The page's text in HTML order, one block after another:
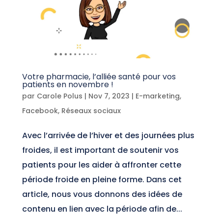
Votre pharmacie, l’alliée santé pour vos
patients en novembre !
par Carole Polus | Nov 7, 2023 | E-marketing,
Facebook, Réseaux sociaux
Avec l’arrivée de l’hiver et des journées plus
froides, il est important de soutenir vos
patients pour les aider à affronter cette
période froide en pleine forme. Dans cet
article, nous vous donnons des idées de
contenu en lien avec la période afin de...